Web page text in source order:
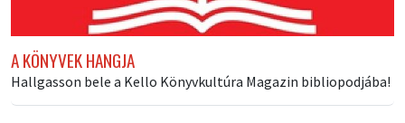
A KÖNYVEK HANGJA
Hallgasson bele a Kello Könyvkultúra Magazin bibliopodjába!